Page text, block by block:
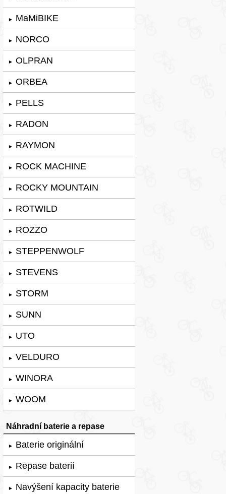
► MaMiBIKE
► NORCO
► OLPRAN
► ORBEA
► PELLS
► RADON
► RAYMON
► ROCK MACHINE
► ROCKY MOUNTAIN
► ROTWILD
► ROZZO
► STEPPENWOLF
► STEVENS
► STORM
► SUNN
► UTO
► VELDURO
► WINORA
► WOOM
Náhradní baterie a repase
► Baterie originální
► Repase baterií
► Navýšení kapacity baterie